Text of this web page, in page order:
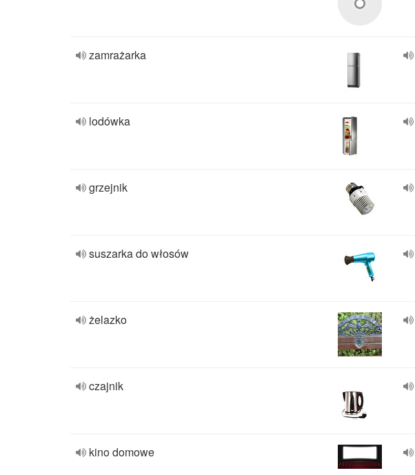
zamrażarka
lodówka
grzejnik
suszarka do włosów
żelazko
czajnik
kino domowe